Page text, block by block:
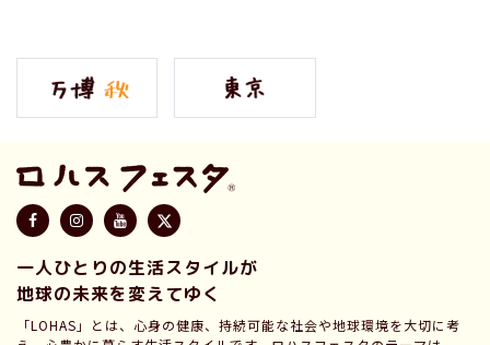
一人ひとりの生活スタイルが
地球の未来を変えてゆく
「LOHAS」とは、心身の健康、持続可能な社会や地球環境を大切に考